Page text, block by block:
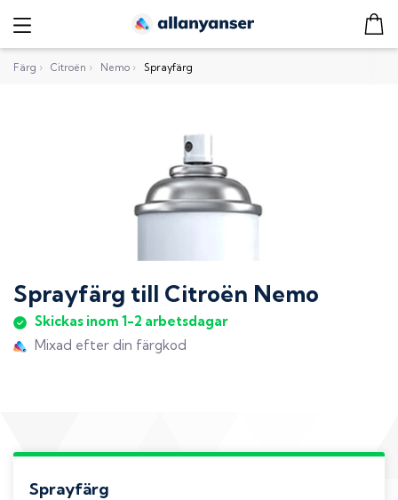
Färg › Citroën › Nemo › Sprayfärg
Sprayfärg till Citroën Nemo
Skickas inom 1-2 arbetsdagar
Mixad efter din färgkod
Sprayfärg